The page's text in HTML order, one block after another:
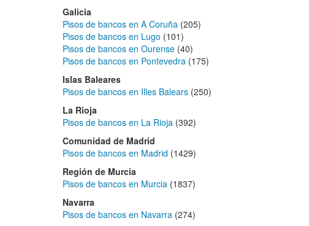
Galicia
Pisos de bancos en A Coruña (205)
Pisos de bancos en Lugo (101)
Pisos de bancos en Ourense (40)
Pisos de bancos en Pontevedra (175)
Islas Baleares
Pisos de bancos en Illes Balears (250)
La Rioja
Pisos de bancos en La Rioja (392)
Comunidad de Madrid
Pisos de bancos en Madrid (1429)
Región de Murcia
Pisos de bancos en Murcia (1837)
Navarra
Pisos de bancos en Navarra (274)